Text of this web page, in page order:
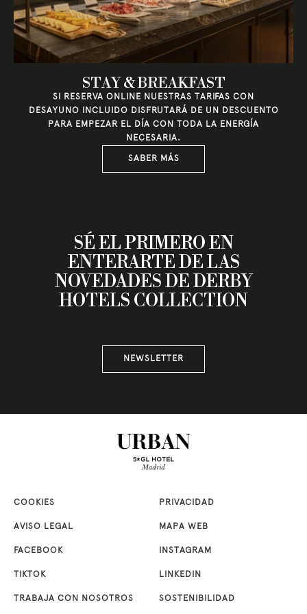
STAY & BREAKFAST
SI RESERVA ONLINE NUESTRAS TARIFAS CON
DESAYUNO INCLUIDO DISFRUTARÁ DE UN DESCUENTO
PARA EMPEZAR EL DÍA CON TODA LA ENERGÍA
NECESARIA.
SABER MÁS
SÉ EL PRIMERO EN
ENTERARTE DE LAS
NOVEDADES DE DERBY
HOTELS COLLECTION
NEWSLETTER
COOKIES PRIVACIDAD
AVISO LEGAL MAPA WEB
FACEBOOK INSTAGRAM
TIKTOK LINKEDIN
TRABAJA CON NOSOTROS SOSTENIBILIDAD